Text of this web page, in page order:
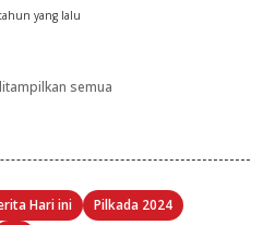
yang lalu
semua
Hari ini
Pilkada 2024